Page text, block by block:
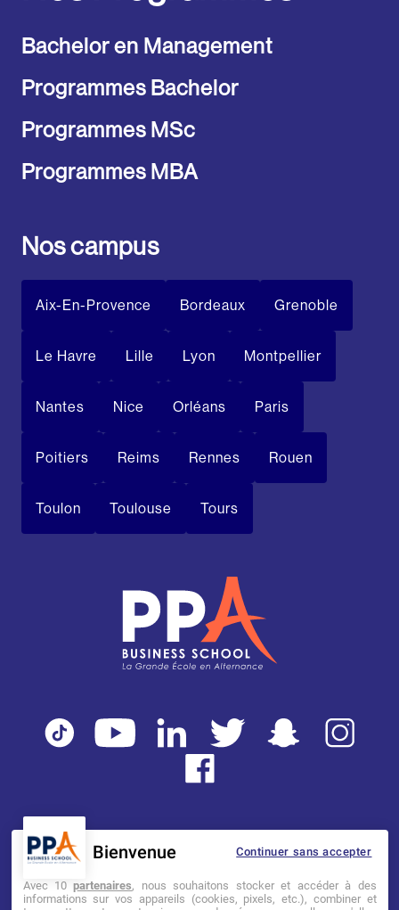
Bachelor en Management
Programmes Bachelor
Programmes MSc
Programmes MBA
Nos campus
Aix-En-Provence Bordeaux Grenoble
Le Havre Lille Lyon Montpellier
Nantes Nice Orléans Paris
Poitiers Reims Rennes Rouen
Toulon Toulouse Tours
Mentions légales Tarifs CGI
Continuer sans accepter
Bienvenue
Avec 10partenaires, nous souhaitons stocker et accéder à des
informations sur vos appareils (cookies, pixels, etc.), combiner et